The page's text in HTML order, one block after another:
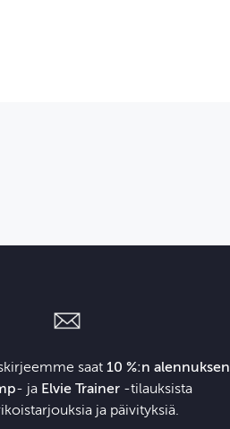
saat 10 %:n alennuksen
- ja Elvie Trainer ‑tilauksista
ja päivityksiä.